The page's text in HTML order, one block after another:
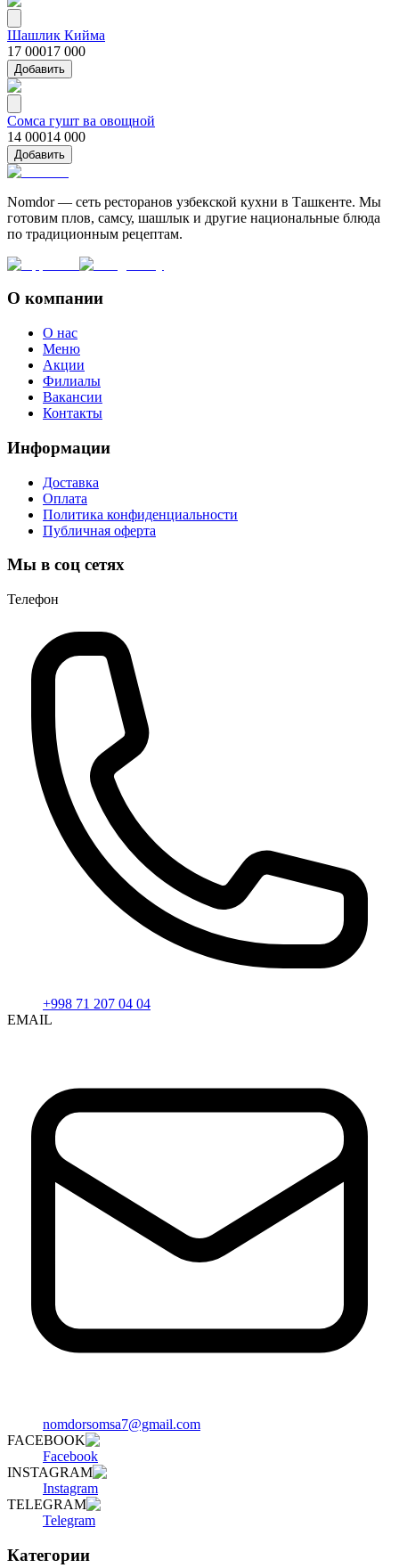
Шашлик Кийма
17 00017 000
Добавить
Сомса гушт ва овощной
14 00014 000
Добавить
Nomdor — сеть ресторанов узбекской кухни в Ташкенте. Мы
готовим плов, самсу, шашлык и другие национальные блюда
по традиционным рецептам.
О компании
О нас
Меню
Акции
Филиалы
Вакансии
Контакты
Информации
Доставка
Оплата
Политика конфиденциальности
Публичная оферта
Мы в соц сетях
Телефон
+998 71 207 04 04
EMAIL
nomdorsomsa7@gmail.com
FACEBOOK
Facebook
INSTAGRAM
Instagram
TELEGRAM
Telegram
Категории